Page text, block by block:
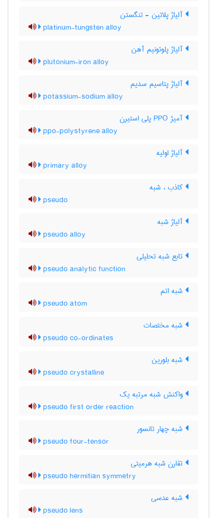
آلیاژ پلاتین - تنگستن
platinum-tungsten alloy
آلیاژ پلوتونیم آهن
plutonium-iron alloy
آلیاژ پتاسیم سدیم
potassium-sodium alloy
آمیژ PPO پلی استیرن
ppo-polystyrene alloy
آلیاژ اولیه
primary alloy
کاذب ، شبه
pseudo
آلیاژ شبه
pseudo alloy
تابع شبه تحلیلی
pseudo analytic function
شبه اتم
pseudo atom
شبه مختصات
pseudo co-ordinates
شبه بلورین
pseudo crystalline
واکنش شبه مرتبه یک
pseudo first order reaction
شبه چهار تانسور
pseudo four-tensor
تقارن شبه هرمیتی
pseudo hermitian symmetry
شبه عدسی
pseudo lens